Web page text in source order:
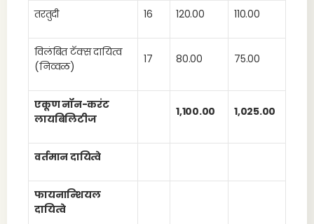
तरतुदी 16 120.00 110.00
विलंबित टॅक्स दायित्व
(निव्वळ)
17 80.00 75.00
एकूण नॉन-करंट
लायबिलिटीज
1,100.00 1,025.00
वर्तमान दायित्वे
फायनान्शियल
दायित्वे